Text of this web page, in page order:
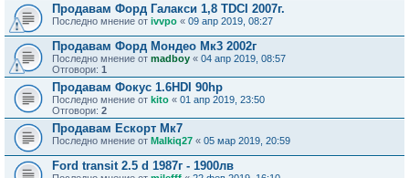
Продавам Форд Галакси 1,8 TDCI 2007г.
Последно мнение от ivvpo « 09 апр 2019, 08:27
Продавам Форд Мондео Мк3 2002г
Последно мнение от madboy « 04 апр 2019, 08:57
Отговори: 1
Продавам Фокус 1.6HDI 90hp
Последно мнение от kito « 01 апр 2019, 23:50
Отговори: 2
Продавам Ескорт Мк7
Последно мнение от Malkiq27 « 05 мар 2019, 20:59
Ford transit 2.5 d 1987г - 1900лв